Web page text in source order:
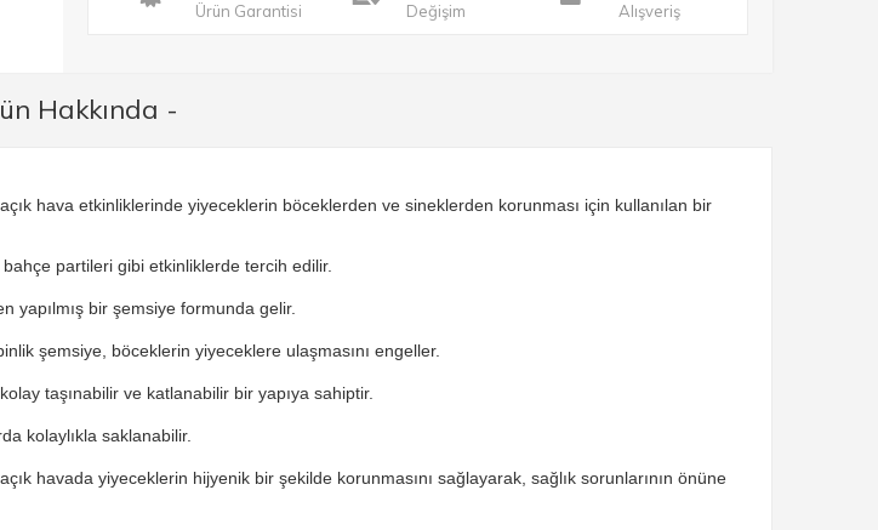
Ürün Garantisi
Değişim
Alışveriş
Hakkında -
hava etkinliklerinde yiyeceklerin böceklerden ve sineklerden korunması için kullanılan bir
partileri gibi etkinliklerde tercih edilir.
yapılmış bir şemsiye formunda gelir.
şemsiye, böceklerin yiyeceklere ulaşmasını engeller.
taşınabilir ve katlanabilir bir yapıya sahiptir.
kolaylıkla saklanabilir.
havada yiyeceklerin hijyenik bir şekilde korunmasını sağlayarak, sağlık sorunlarının önüne